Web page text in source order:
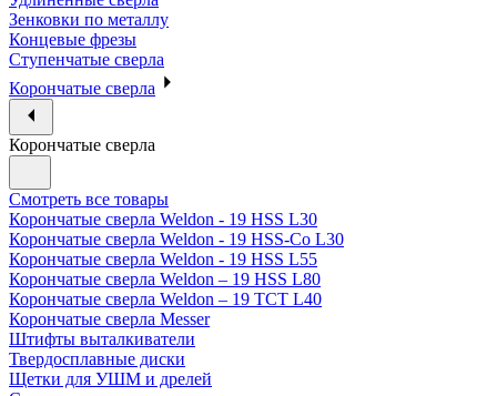
Зенковки по металлу
Концевые фрезы
Ступенчатые сверла
Корончатые сверла
Корончатые сверла
Смотреть все товары
Корончатые сверла Weldon - 19 HSS L30
Корончатые сверла Weldon - 19 HSS-Co L30
Корончатые сверла Weldon - 19 HSS L55
Корончатые сверла Weldon – 19 HSS L80
Корончатые сверла Weldon – 19 TCT L40
Корончатые сверла Messer
Штифты выталкиватели
Твердосплавные диски
Щетки для УШМ и дрелей